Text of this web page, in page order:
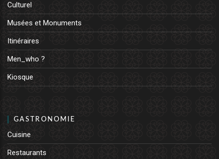
Culturel
Musées et Monuments
Itinéraires
Men_who ?
Kiosque
GASTRONOMIE
Cuisine
Restaurants